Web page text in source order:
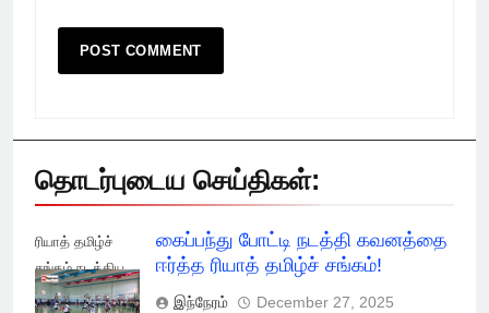
தொடர்புடைய செய்திகள்:
ரியாத் தமிழ்ச்
சங்கம் நடத்திய
கைப்பந்து போட்டி!
கைப்பந்து போட்டி நடத்தி கவனத்தை
ஈர்த்த ரியாத் தமிழ்ச் சங்கம்!
இந்நேரம் December 27, 2025